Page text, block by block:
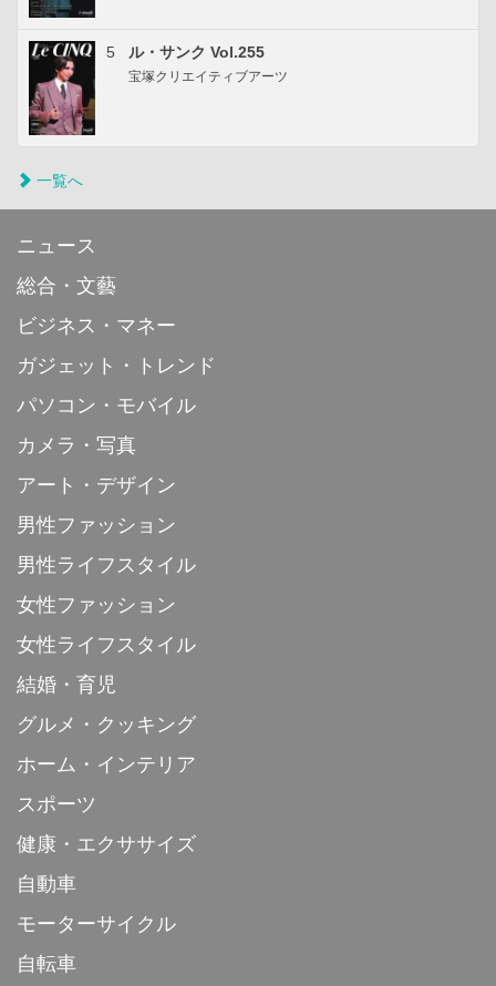
5 ル・サンク Vol.255
宝塚クリエイティブアーツ
一覧へ
ニュース
総合・文藝
ビジネス・マネー
ガジェット・トレンド
パソコン・モバイル
カメラ・写真
アート・デザイン
男性ファッション
男性ライフスタイル
女性ファッション
女性ライフスタイル
結婚・育児
グルメ・クッキング
ホーム・インテリア
スポーツ
健康・エクササイズ
自動車
モーターサイクル
自転車